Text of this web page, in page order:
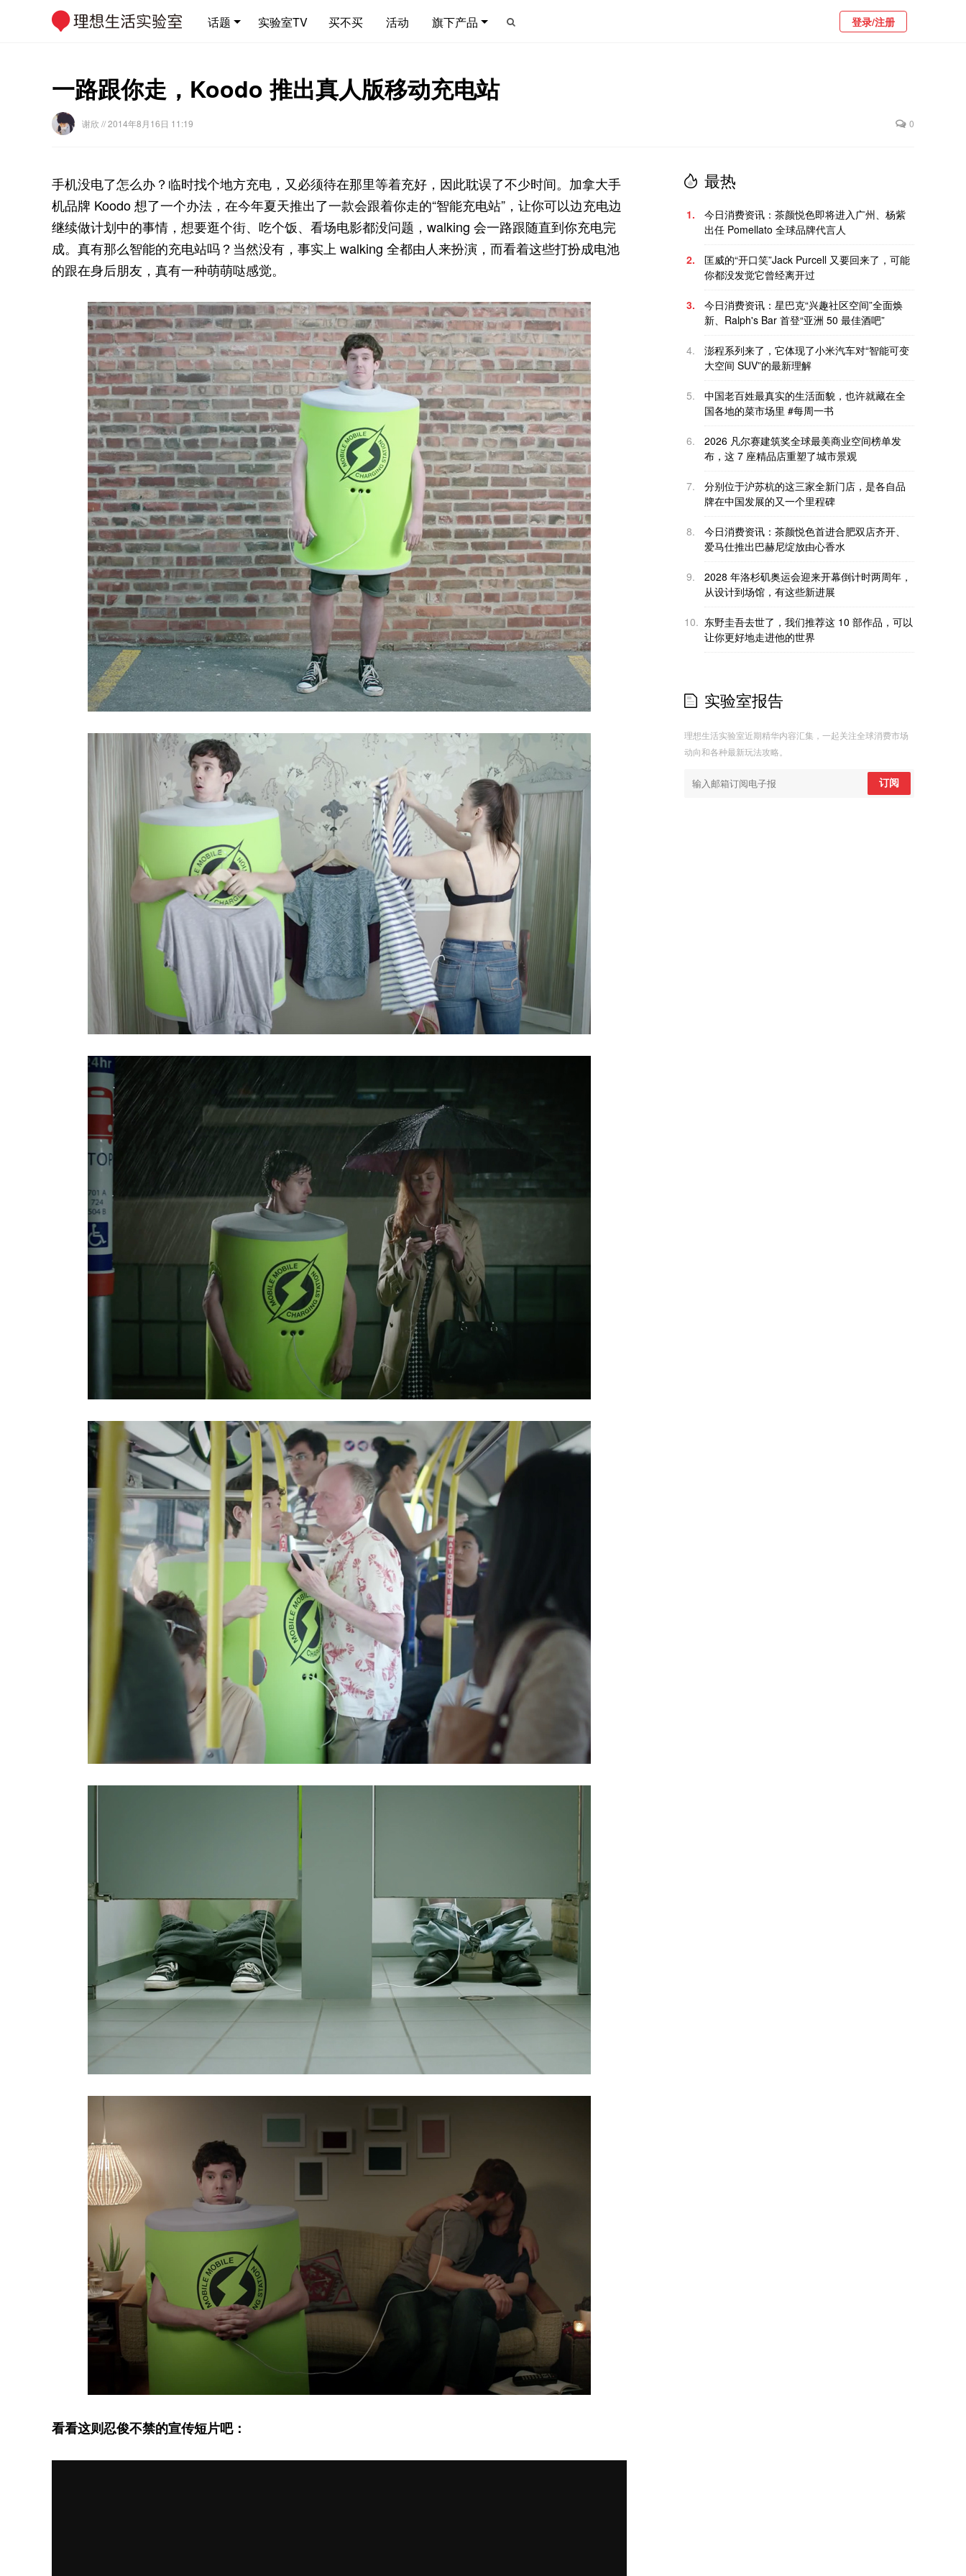
话题 实验室TV 买不买 活动 旗下产品 登录/注册
一路跟你走，Koodo 推出真人版移动充电站
谢欣 // 2014年8月16日 11:19 0
手机没电了怎么办？临时找个地方充电，又必须待在那里等着充好，因此耽误了不少时间。加拿大手
机品牌 Koodo 想了一个办法，在今年夏天推出了一款会跟着你走的“智能充电站”，让你可以边充电边
继续做计划中的事情，想要逛个街、吃个饭、看场电影都没问题，walking 会一路跟随直到你充电完
成。真有那么智能的充电站吗？当然没有，事实上 walking 全都由人来扮演，而看着这些打扮成电池
的跟在身后朋友，真有一种萌萌哒感觉。
看看这则忍俊不禁的宣传短片吧：
最热
1.
今日消费资讯：茶颜悦色即将进入广州、杨紫
出任 Pomellato 全球品牌代言人
2.
匡威的“开口笑”Jack Purcell 又要回来了，可能
你都没发觉它曾经离开过
3.
今日消费资讯：星巴克“兴趣社区空间”全面焕
新、Ralph's Bar 首登“亚洲 50 最佳酒吧”
4.
澎程系列来了，它体现了小米汽车对“智能可变
大空间 SUV”的最新理解
5.
中国老百姓最真实的生活面貌，也许就藏在全
国各地的菜市场里 #每周一书
6.
2026 凡尔赛建筑奖全球最美商业空间榜单发
布，这 7 座精品店重塑了城市景观
7.
分别位于沪苏杭的这三家全新门店，是各自品
牌在中国发展的又一个里程碑
8.
今日消费资讯：茶颜悦色首进合肥双店齐开、
爱马仕推出巴赫尼绽放由心香水
9.
2028 年洛杉矶奥运会迎来开幕倒计时两周年，
从设计到场馆，有这些新进展
10. 东野圭吾去世了，我们推荐这 10 部作品，可以
让你更好地走进他的世界
实验室报告
理想生活实验室近期精华内容汇集，一起关注全球消费市场
动向和各种最新玩法攻略。